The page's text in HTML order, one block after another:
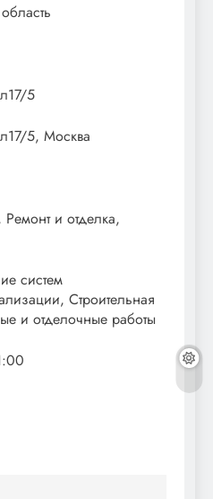
5
5, Москва
и отделка,
систем
Строительная
и отделочные работы